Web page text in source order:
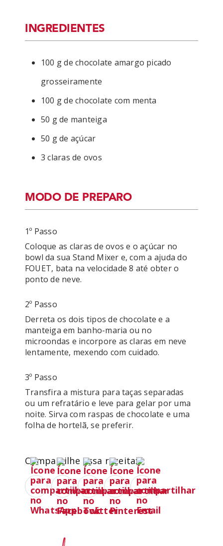
INGREDIENTES
100 g de chocolate amargo picado
grosseiramente
100 g de chocolate com menta
50 g de manteiga
50 g de açúcar
3 claras de ovos
MODO DE PREPARO
1º Passo
Coloque as claras de ovos e o açúcar no
bowl da sua Stand Mixer e, com a ajuda do
FOUET, bata na velocidade 8 até obter o
ponto de neve.
2º Passo
Derreta os dois tipos de chocolate e a
manteiga em banho-maria ou no
microondas e incorpore as claras em neve
lentamente, mexendo com cuidado.
3º Passo
Transfira a mistura para taças separadas
ou um refratário e leve para gelar por uma
noite. Sirva com raspas de chocolate e uma
folha de hortelã, se preferir.
Compartilhe essa receita: